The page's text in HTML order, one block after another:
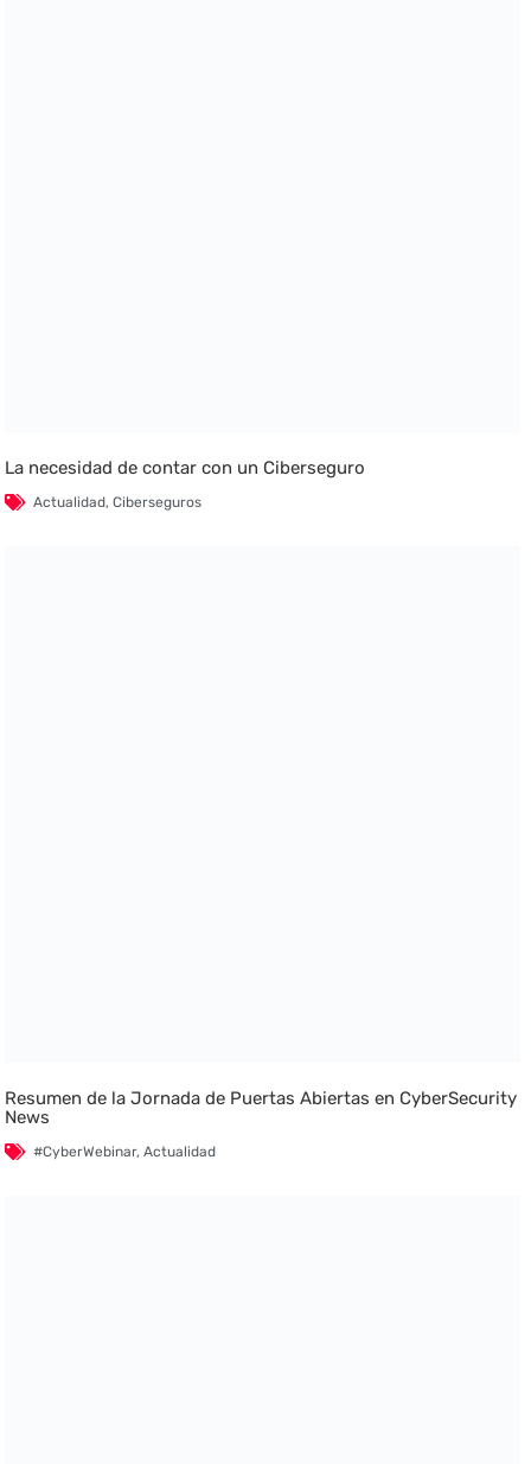
La necesidad de contar con un Ciberseguro
Actualidad,Ciberseguros
Resumen de la Jornada de Puertas Abiertas en CyberSecurity
News
#CyberWebinar,Actualidad